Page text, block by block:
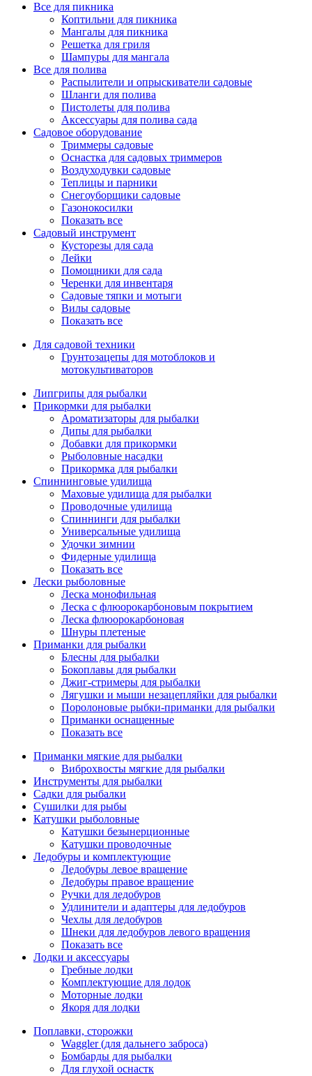
Все для пикника
Коптильни для пикника
Мангалы для пикника
Решетка для гриля
Шампуры для мангала
Все для полива
Распылители и опрыскиватели садовые
Шланги для полива
Пистолеты для полива
Аксессуары для полива сада
Садовое оборудование
Триммеры садовые
Оснастка для садовых триммеров
Воздуходувки садовые
Теплицы и парники
Снегоуборщики садовые
Газонокосилки
Показать все
Садовый инструмент
Кусторезы для сада
Лейки
Помощники для сада
Черенки для инвентаря
Садовые тяпки и мотыги
Вилы садовые
Показать все
Для садовой техники
Грунтозацепы для мотоблоков и
мотокультиваторов
Липгрипы для рыбалки
Прикормки для рыбалки
Ароматизаторы для рыбалки
Дипы для рыбалки
Добавки для прикормки
Рыболовные насадки
Прикормка для рыбалки
Спиннинговые удилища
Маховые удилища для рыбалки
Проводочные удилища
Спиннинги для рыбалки
Универсальные удилища
Удочки зимнии
Фидерные удилища
Показать все
Лески рыболовные
Леска монофильная
Леска с флюорокарбоновым покрытием
Леска флюорокарбоновая
Шнуры плетеные
Приманки для рыбалки
Блесны для рыбалки
Бокоплавы для рыбалки
Джиг-стримеры для рыбалки
Лягушки и мыши незацепляйки для рыбалки
Поролоновые рыбки-приманки для рыбалки
Приманки оснащенные
Показать все
Приманки мягкие для рыбалки
Виброхвосты мягкие для рыбалки
Инструменты для рыбалки
Садки для рыбалки
Сушилки для рыбы
Катушки рыболовные
Катушки безынерционные
Катушки проводочные
Ледобуры и комплектующие
Ледобуры левое вращение
Ледобуры правое вращение
Ручки для ледобуров
Удлинители и адаптеры для ледобуров
Чехлы для ледобуров
Шнеки для ледобуров левого вращения
Показать все
Лодки и аксессуары
Гребные лодки
Комплектующие для лодок
Моторные лодки
Якоря для лодки
Поплавки, сторожки
Waggler (для дальнего заброса)
Бомбарды для рыбалки
Для глухой оснастк